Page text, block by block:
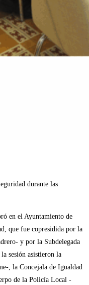
durante las
en el Ayuntamiento de
que fue copresidida por la
y por la Subdelegada
sesión asistieron la
, la Concejala de Igualdad
de la Policía Local -